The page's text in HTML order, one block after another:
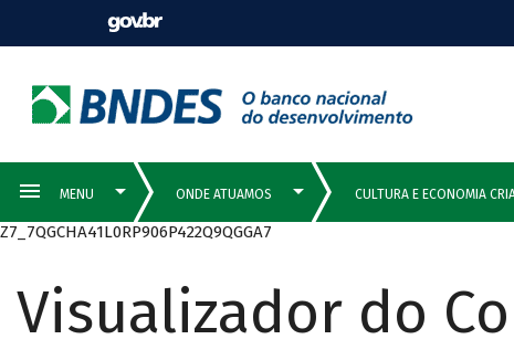
Z7_7QGCHA41L0RP906P422Q9QGGA7
Visualizador do